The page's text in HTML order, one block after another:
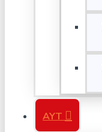
AYT